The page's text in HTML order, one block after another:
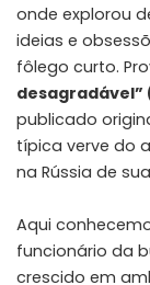
onde explorou
ideias e
fôlego curto.
desagradável”
publicado
típica verve do
na Rússia de
Aqui
funcionário da
crescido em